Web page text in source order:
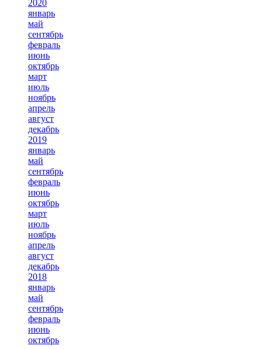
2020
январь
май
сентябрь
февраль
июнь
октябрь
март
июль
ноябрь
апрель
август
декабрь
2019
январь
май
сентябрь
февраль
июнь
октябрь
март
июль
ноябрь
апрель
август
декабрь
2018
январь
май
сентябрь
февраль
июнь
октябрь